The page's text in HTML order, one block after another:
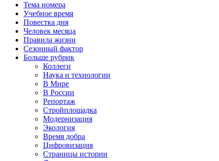
Тема номера
Учебное время
Повестка дня
Человек месяца
Правила жизни
Сезонный фактор
Больше рубрик
Коллеги
Наука и технологии
В Мире
В России
Репортаж
Стройплощадка
Модернизация
Экология
Время добра
Цифровизация
Страницы истории